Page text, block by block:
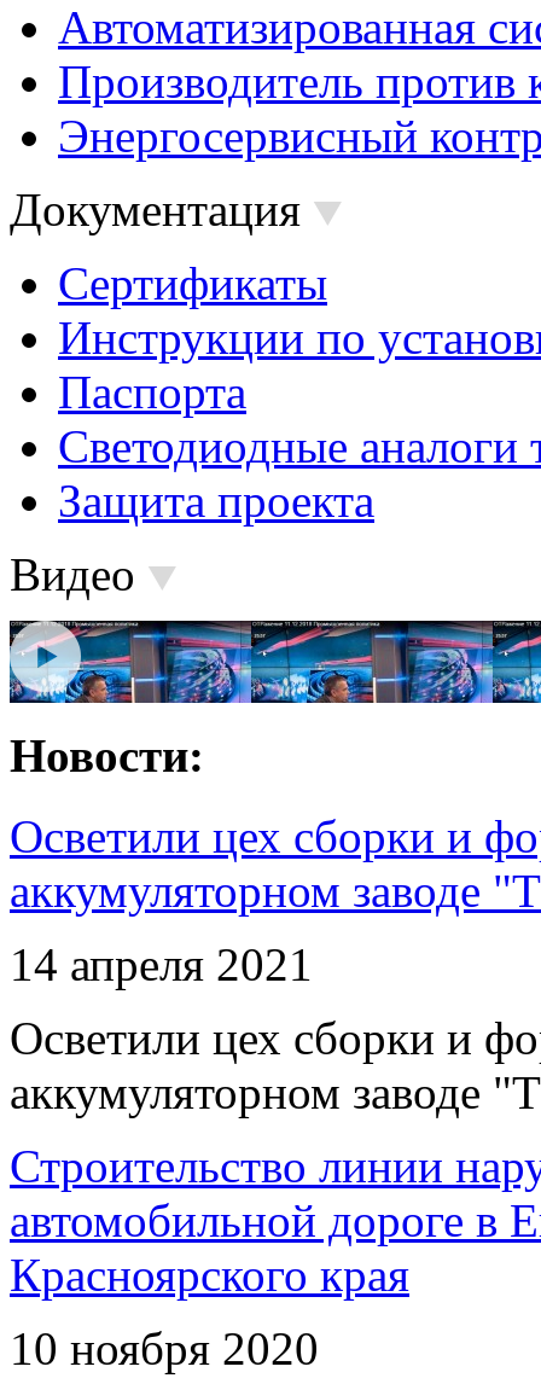
Автоматизированная
Производитель против
Энергосервисный
Документация
Сертификаты
Инструкции по
Паспорта
Светодиодные аналоги
Защита проекта
Видео
Новости:
Осветили цех сборки и
аккумуляторном заводе
14 апреля 2021
Осветили цех сборки и
аккумуляторном заводе
Строительство линии
автомобильной дороге в
Красноярского края
10 ноября 2020